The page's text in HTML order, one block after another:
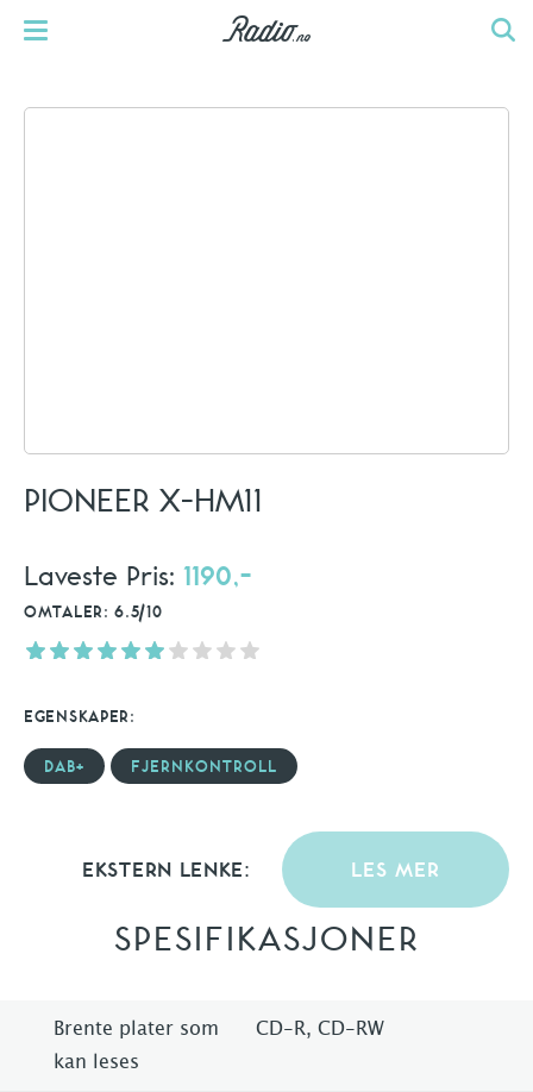
PIONEER X-HM11
Laveste Pris: 1190,-
OMTALER: 6.5/10
EGENSKAPER:
DAB+ FJERNKONTROLL
EKSTERN LENKE: LES MER
SPESIFIKASJONER
Brente plater som
kan leses
CD-R, CD-RW